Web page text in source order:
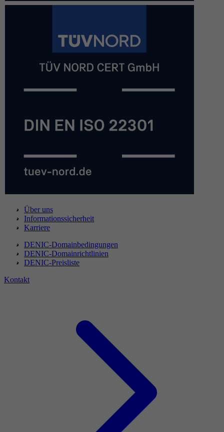
Über uns
Informationssicherheit
Karriere
DENIC-Domainbedingungen
DENIC-Domainrichtlinien
DENIC-Preisliste
Kontakt